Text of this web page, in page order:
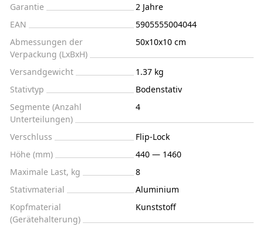
Garantie
2 Jahre
EAN
5905555004044
Abmessungen der
Verpackung (LxBxH)
50x10x10 cm
Versandgewicht
1.37 kg
Stativtyp
Bodenstativ
Segmente (Anzahl
Unterteilungen)
4
Verschluss
Flip-Lock
Höhe (mm)
440 — 1460
Maximale Last, kg
8
Stativmaterial
Aluminium
Kopfmaterial
(Gerätehalterung)
Kunststoff